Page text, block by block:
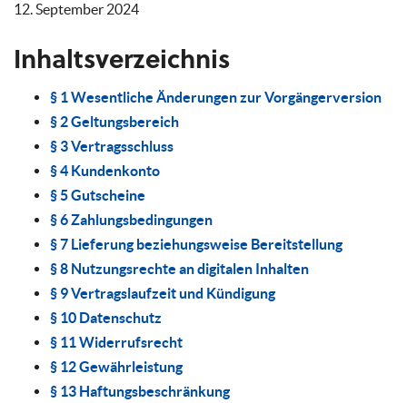
12. September 2024
Inhaltsverzeichnis
§ 1 Wesentliche Änderungen zur Vorgängerversion
§ 2 Geltungsbereich
§ 3 Vertragsschluss
§ 4 Kundenkonto
§ 5 Gutscheine
§ 6 Zahlungsbedingungen
§ 7 Lieferung beziehungsweise Bereitstellung
§ 8 Nutzungsrechte an digitalen Inhalten
§ 9 Vertragslaufzeit und Kündigung
§ 10 Datenschutz
§ 11 Widerrufsrecht
§ 12 Gewährleistung
§ 13 Haftungsbeschränkung